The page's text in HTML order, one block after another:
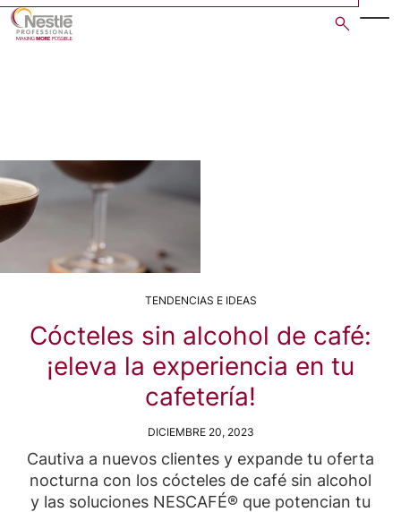
Skip
TENDENCIAS E IDEAS
Cócteles sin alcohol de café:
¡eleva la experiencia en tu
cafetería!
DICIEMBRE 20, 2023
Cautiva a nuevos clientes y expande tu oferta
nocturna con los cócteles de café sin alcohol
y las soluciones NESCAFÉ® que potencian tu